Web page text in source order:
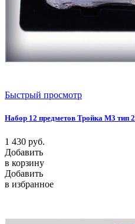
Быстрый просмотр
Набор 12 предметов Тройка М3 тип 2
1 430 руб.
Добавить
в корзину
Добавить
в избранное